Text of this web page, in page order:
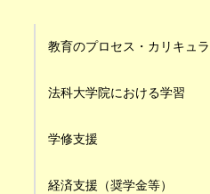
教育のプロセス・カリキュ
法科大学院における学習
学修支援
経済支援（奨学金等）